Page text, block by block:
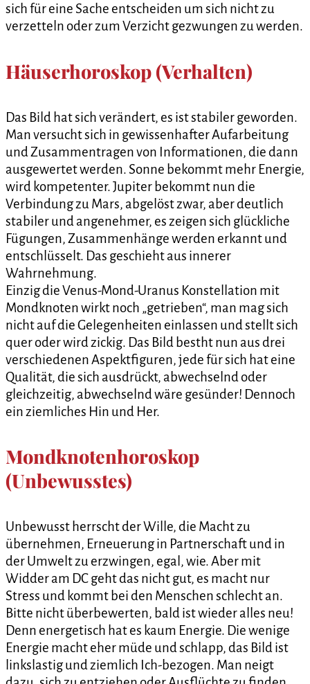
sich für eine Sache entscheiden um sich nicht zu
verzetteln oder zum Verzicht gezwungen zu werden.
Häuserhoroskop (Verhalten)
Das Bild hat sich verändert, es ist stabiler geworden.
Man versucht sich in gewissenhafter Aufarbeitung
und Zusammentragen von Informationen, die dann
ausgewertet werden. Sonne bekommt mehr Energie,
wird kompetenter. Jupiter bekommt nun die
Verbindung zu Mars, abgelöst zwar, aber deutlich
stabiler und angenehmer, es zeigen sich glückliche
Fügungen, Zusammenhänge werden erkannt und
entschlüsselt. Das geschieht aus innerer
Wahrnehmung.
Einzig die Venus-Mond-Uranus Konstellation mit
Mondknoten wirkt noch „getrieben“, man mag sich
nicht auf die Gelegenheiten einlassen und stellt sich
quer oder wird zickig. Das Bild bestht nun aus drei
verschiedenen Aspektfiguren, jede für sich hat eine
Qualität, die sich ausdrückt, abwechselnd oder
gleichzeitig, abwechselnd wäre gesünder! Dennoch
ein ziemliches Hin und Her.
Mondknotenhoroskop
(Unbewusstes)
Unbewusst herrscht der Wille, die Macht zu
übernehmen, Erneuerung in Partnerschaft und in
der Umwelt zu erzwingen, egal, wie. Aber mit
Widder am DC geht das nicht gut, es macht nur
Stress und kommt bei den Menschen schlecht an.
Bitte nicht überbewerten, bald ist wieder alles neu!
Denn energetisch hat es kaum Energie. Die wenige
Energie macht eher müde und schlapp, das Bild ist
linkslastig und ziemlich Ich-bezogen. Man neigt